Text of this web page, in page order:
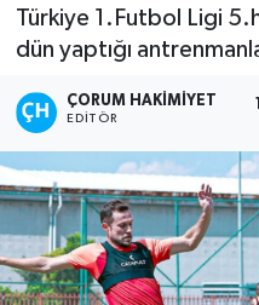
Türkiye 1.Futbol Ligi
dün yaptığı
ÇORUM HAKIMIYET
EDITÖR
GÜNCEL
AKTÜEL
EĞİTİM
İLÇELER
OTOPARK
Tüm Manşetler
Son Dakika
Haber Arşivi